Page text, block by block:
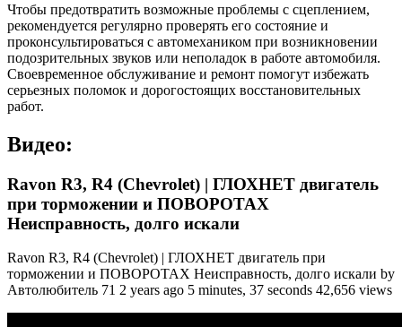
Чтобы предотвратить возможные проблемы с сцеплением,
рекомендуется регулярно проверять его состояние и
проконсультироваться с автомехаником при возникновении
подозрительных звуков или неполадок в работе автомобиля.
Своевременное обслуживание и ремонт помогут избежать
серьезных поломок и дорогостоящих восстановительных
работ.
Видео:
Ravon R3, R4 (Chevrolet) | ГЛОХНЕТ двигатель
при торможении и ПОВОРОТАХ
Неисправность, долго искали
Ravon R3, R4 (Chevrolet) | ГЛОХНЕТ двигатель при
торможении и ПОВОРОТАХ Неисправность, долго искали by
Автолюбитель 71 2 years ago 5 minutes, 37 seconds 42,656 views